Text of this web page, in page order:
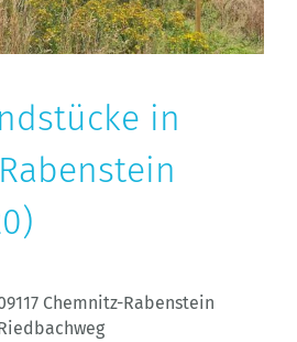
in
Chemnitz-Rabenstein